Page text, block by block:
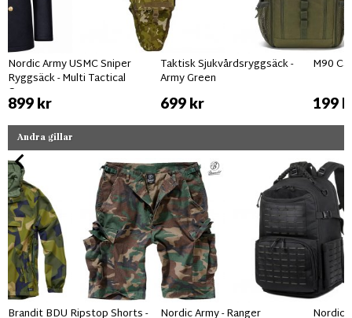
Nordic Army USMC Sniper
Ryggsäck - Multi Tactical
Camo
899 kr
Taktisk Sjukvårdsryggsäck -
Army Green
699 kr
M90
199
Andra gillar